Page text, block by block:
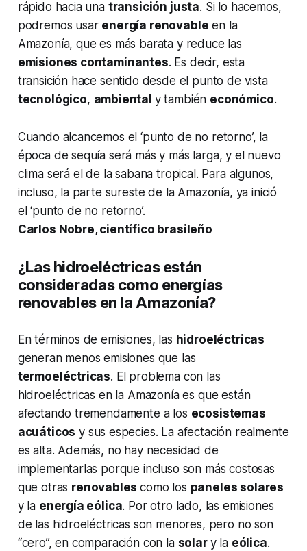
rápido hacia una transición justa. Si lo hacemos,
podremos usar energía renovable en la
Amazonía, que es más barata y reduce las
emisiones contaminantes. Es decir, esta
transición hace sentido desde el punto de vista
tecnológico, ambiental y también económico.
Cuando alcancemos el ‘punto de no retorno’, la
época de sequía será más y más larga, y el nuevo
clima será el de la sabana tropical. Para algunos,
incluso, la parte sureste de la Amazonía, ya inició
el ‘punto de no retorno’.
Carlos Nobre, científico brasileño
¿Las hidroeléctricas están
consideradas como energías
renovables en la Amazonía?
En términos de emisiones, las hidroeléctricas
generan menos emisiones que las
termoeléctricas. El problema con las
hidroeléctricas en la Amazonía es que están
afectando tremendamente a los ecosistemas
acuáticos y sus especies. La afectación realmente
es alta. Además, no hay necesidad de
implementarlas porque incluso son más costosas
que otras renovablescomo los paneles solares
y la energía eólica. Por otro lado, las emisiones
de las hidroeléctricas son menores, pero no son
“cero”, en comparación con la solar y la eólica.